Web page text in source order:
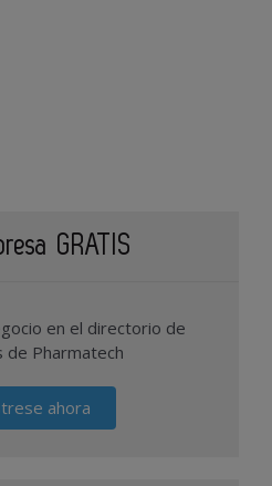
GRATIS
en el directorio de
de Pharmatech
ahora